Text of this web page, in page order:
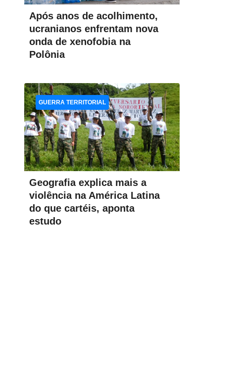
Após anos de acolhimento,
ucranianos enfrentam nova
onda de xenofobia na
Polônia
Geografia explica mais a
violência na América Latina
do que cartéis, aponta
estudo
GUERRA TERRITORIAL